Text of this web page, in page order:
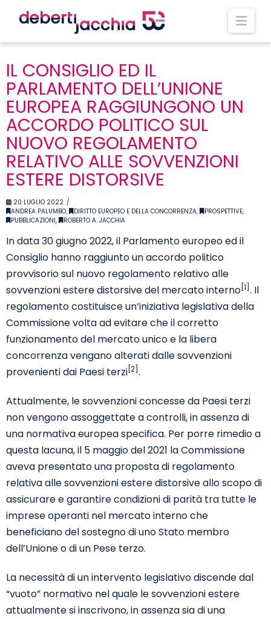
IL CONSIGLIO ED IL
PARLAMENTO DELL’UNIONE
EUROPEA RAGGIUNGONO UN
ACCORDO POLITICO SUL
NUOVO REGOLAMENTO
RELATIVO ALLE SOVVENZIONI
ESTERE DISTORSIVE
20 LUGLIO 2022
ANDREA PALUMBO, DIRITTO EUROPEO E DELLA CONCORRENZA, PROSPETTIVE,
PUBBLICAZIONI, ROBERTO A. JACCHIA
In data 30 giugno 2022, il Parlamento europeo ed il
Consiglio hanno raggiunto un accordo politico
provvisorio sul nuovo regolamento relativo alle
sovvenzioni estere distorsive del mercato interno [1] . Il
regolamento costituisce un’iniziativa legislativa della
Commissione volta ad evitare che il corretto
funzionamento del mercato unico e la libera
concorrenza vengano alterati dalle sovvenzioni
provenienti dai Paesi terzi [2] .
Attualmente, le sovvenzioni concesse da Paesi terzi
non vengono assoggettate a controlli, in assenza di
una normativa europea specifica. Per porre rimedio a
questa lacuna, il 5 maggio del 2021 la Commissione
aveva presentato una proposta di regolamento
relativa alle sovvenzioni estere distorsive allo scopo di
assicurare e garantire condizioni di parità tra tutte le
imprese operanti nel mercato interno che
beneficiano del sostegno di uno Stato membro
dell’Unione o di un Pese terzo.
La necessità di un intervento legislativo discende dal
“vuoto” normativo nel quale le sovvenzioni estere
attualmente si inscrivono, in assenza sia di una